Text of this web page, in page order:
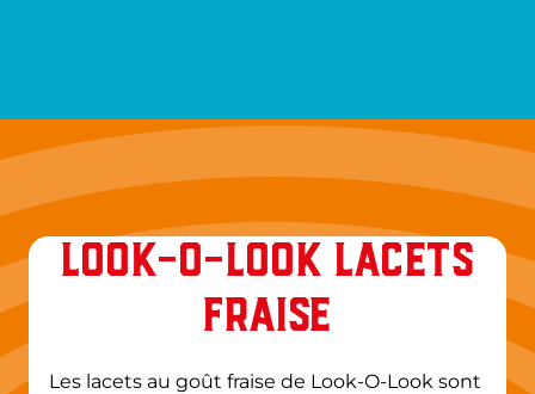
LOOK-O-LOOK LACETS
FRAISE
Les lacets au goût fraise de Look-O-Look sont